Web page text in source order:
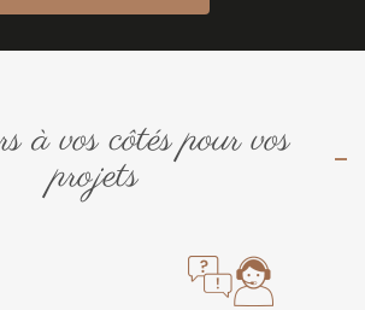
à vos côtés pour vos
projets